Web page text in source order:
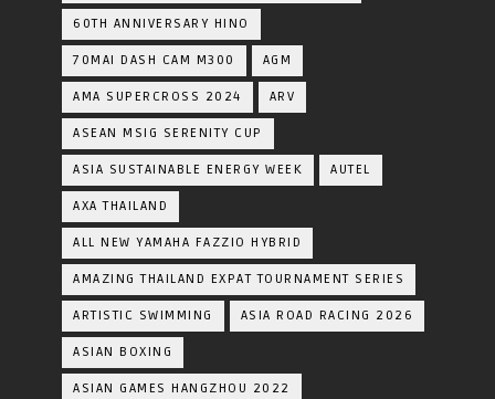
60TH ANNIVERSARY HINO
70MAI DASH CAM M300 AGM
AMA SUPERCROSS 2024 ARV
ASEAN MSIG SERENITY CUP
ASIA SUSTAINABLE ENERGY WEEK AUTEL
AXA THAILAND
ALL NEW YAMAHA FAZZIO HYBRID
AMAZING THAILAND EXPAT TOURNAMENT SERIES
ARTISTIC SWIMMING ASIA ROAD RACING 2026
ASIAN BOXING
ASIAN GAMES HANGZHOU 2022